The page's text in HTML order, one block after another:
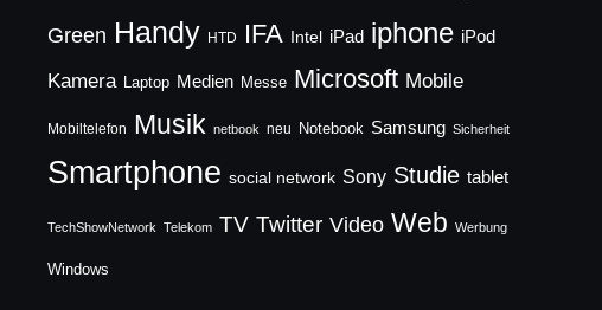
Green Handy HTD IFA Intel iPad iphone iPod
Kamera Laptop Medien Messe Microsoft Mobile
Mobiltelefon Musik netbook neu Notebook Samsung Sicherheit
Smartphone social network Sony Studie tablet
TechShowNetwork Telekom TV Twitter Video Web Werbung
Windows